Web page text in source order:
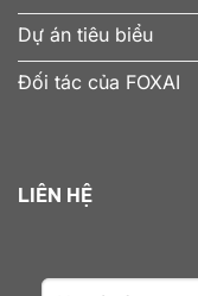
Dự án tiêu biểu
Đối tác của FOXAI
LIÊN HỆ